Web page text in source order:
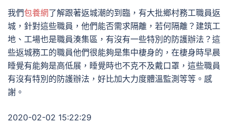
我們包養網了解跟著返城潮的到臨，有大批鄉村務工職員返
城，針對這些職員，他們能否需求隔離，若何隔離？建筑工
地、工場也是職員湊集區，有沒有一些特別的防護辦法？這
些返城務工的職員他們很能夠是集中棲身的，在棲身時早晨
睡覺有能夠是高低展，睡覺時也不克不及戴口罩，這些職員
有沒有特別的防護辦法，好比加大力度體溫監測等等。感
謝。
2020-02-02 15:22:29